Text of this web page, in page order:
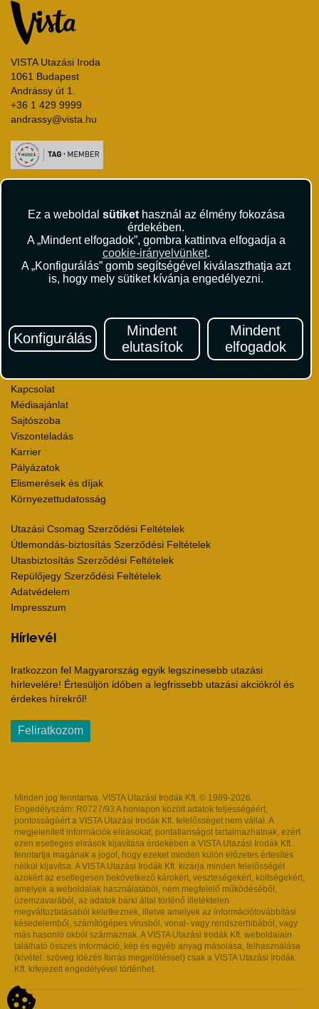
Ez a weboldal sütikethasznál az élmény fokozása
érdekében.
A „Mindent elfogadok”, gombra kattintva elfogadja a
cookie-irányelvünket.
A „Konfigurálás” gomb segítségével kiválaszthatja azt
is, hogy mely sütiket kívánja engedélyezni.
Konfigurálás
Mindent
elutasítok
Mindent
elfogadok
VISTA Utazási Iroda
1061 Budapest
Andrássy út 1.
+36 1 429 9999
andrassy@vista.hu
Utasbiztosítás
Vízumügyintézés
Autóbérlés
Utazási utalványok
Szállásértékelések
Törzsutas program
Katalógus
Kapcsolat
Médiaajánlat
Sajtószoba
Viszonteladás
Karrier
Pályázatok
Elismerések és díjak
Környezettudatosság
Utazási Csomag Szerződési Feltételek
Útlemondás-biztosítás Szerződési Feltételek
Utasbiztosítás Szerződési Feltételek
Repülőjegy Szerződési Feltételek
Adatvédelem
Impresszum
Hírlevél
Iratkozzon fel Magyarország egyik legszínesebb utazási
hírlevelére! Értesüljön időben a legfrissebb utazási akciókról és
érdekes hírekről!
Feliratkozom
Minden jog fenntartva. VISTA Utazási Irodák Kft. © 1989-2026.
Engedélyszám: R0727/93 A honlapon közölt adatok teljességéért,
pontosságáért a VISTA Utazási Irodák Kft. felelősséget nem vállal. A
megjelenített információk elírásokat, pontatlanságot tartalmazhatnak, ezért
ezen esetleges elírások kijavítása érdekében a VISTA Utazási Irodák Kft.
fenntartja magának a jogot, hogy ezeket minden külön előzetes értesítés
nélkül kijavítsa. A VISTA Utazási Irodák Kft. kizárja minden felelősségét
azokért az esetlegesen bekövetkező károkért, veszteségekért, költségekért,
amelyek a weboldalak használatából, nem megfelelő működéséből,
üzemzavarából, az adatok bárki által történő illetéktelen
megváltoztatásából keletkeznek, illetve amelyek az információtovábbítási
késedelemből, számítógépes vírusból, vonal- vagy rendszerhibából, vagy
más hasonló okból származnak. A VISTA Utazási Irodák Kft. weboldalain
található összes információ, kép és egyéb anyag másolása, felhasználása
(kivétel: szöveg idézés forrás megjelöléssel) csak a VISTA Utazási Irodák
Kft. kifejezett engedélyével történhet.